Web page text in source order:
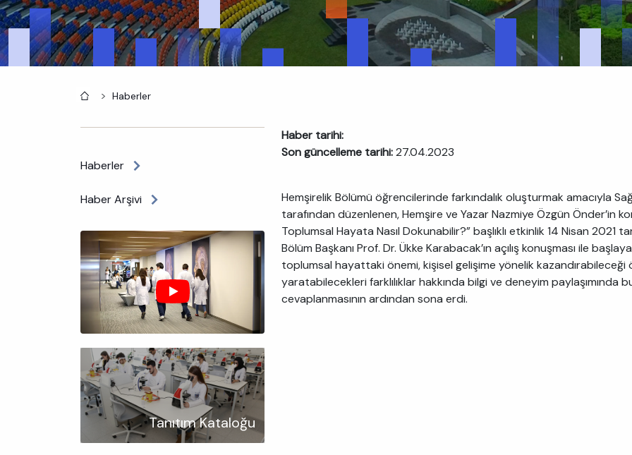
AnasayfaHaberler
Haberler
Haber Arşivi
Tanıtım Kataloğu
Haber tarihi:
Son güncelleme tarihi:27.04.2023
Hemşirelik Bölümü öğrencilerinde farkındalık oluşturmak amacıyla
tarafından düzenlenen, Hemşire ve Yazar Nazmiye Özgün Önder’in
Toplumsal Hayata Nasıl Dokunabilir?” başlıklı etkinlik 14 Nisan
Bölüm Başkanı Prof. Dr. Ükke Karabacak’ın açılış konuşması ile
toplumsal hayattaki önemi, kişisel gelişime yönelik
yaratabilecekleri farklılıklar hakkında bilgi ve deneyim paylaşımında
cevaplanmasının ardından sona erdi.